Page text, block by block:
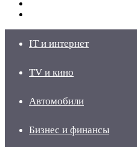
IT и интернет
TV и кино
Автомобили
Бизнес и финансы